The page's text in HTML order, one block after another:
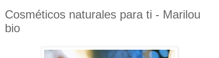
Cosméticos naturales para ti - Marilou
bio